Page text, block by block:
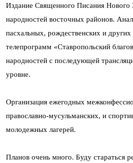
Издание Священного Писания Нового
народностей восточных районов.
пасхальных, рождественских и
телепрограмм «Ставропольский
народностей с последующей
уровне.
Организация ежегодных
православно-мусульманских, и
молодежных лагерей.
Планов очень много. Буду стараться